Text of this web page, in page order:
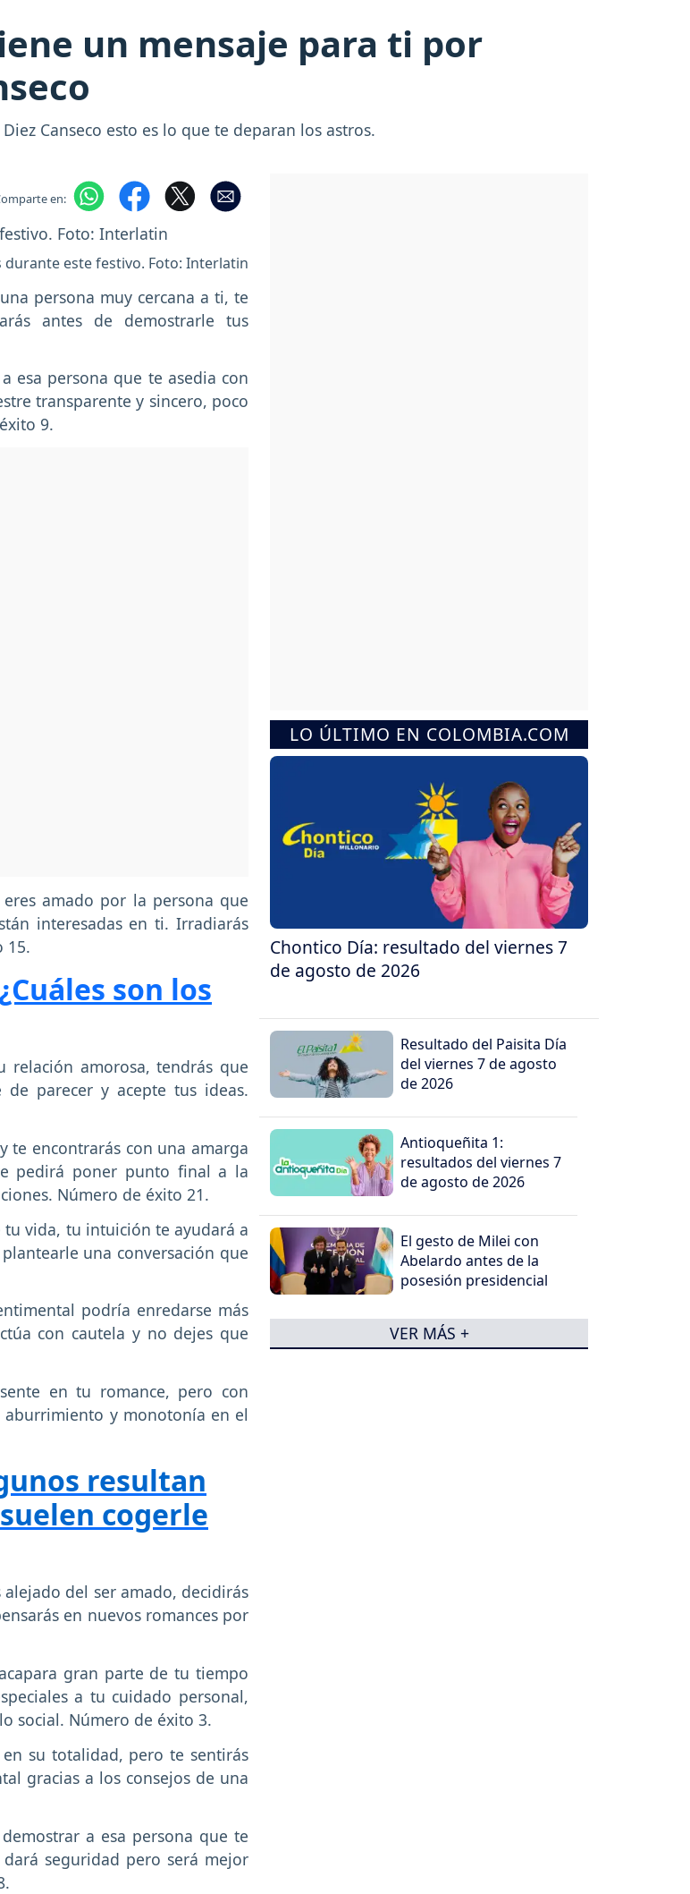
un mensaje para ti por
Canseco esto es lo que te deparan los astros.
en:
este festivo. Foto: Interlatin
persona muy cercana a ti, te
antes de demostrarle tus
esa persona que te asedia con
transparente y sincero, poco
9.
amado por la persona que
interesadas en ti. Irradiarás
15.
¿Cuáles son los
relación amorosa, tendrás que
parecer y acepte tus ideas.
te encontrarás con una amarga
pedirá poner punto final a la
Número de éxito 21.
vida, tu intuición te ayudará a
una conversación que
podría enredarse más
con cautela y no dejes que
en tu romance, pero con
y monotonía en el
resultan
cogerle
del ser amado, decidirás
en nuevos romances por
gran parte de tu tiempo
a tu cuidado personal,
social. Número de éxito 3.
su totalidad, pero te sentirás
gracias a los consejos de una
a esa persona que te
seguridad pero será mejor
LO ÚLTIMO EN COLOMBIA.COM
Chontico Día: resultado del viernes 7
de agosto de 2026
Resultado del Paisita Día
del viernes 7 de agosto
de 2026
Antioqueñita 1:
resultados del viernes 7
de agosto de 2026
El gesto de Milei con
Abelardo antes de la
posesión presidencial
VER MÁS +